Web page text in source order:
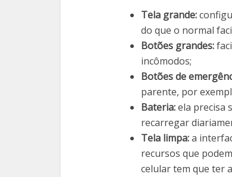
Tela grande:
do que o normal
Botões grandes:
incômodos;
Botões de
parente, por
Bateria:ela precisa
recarregar
Tela limpa:a
recursos que
celular tem que ter